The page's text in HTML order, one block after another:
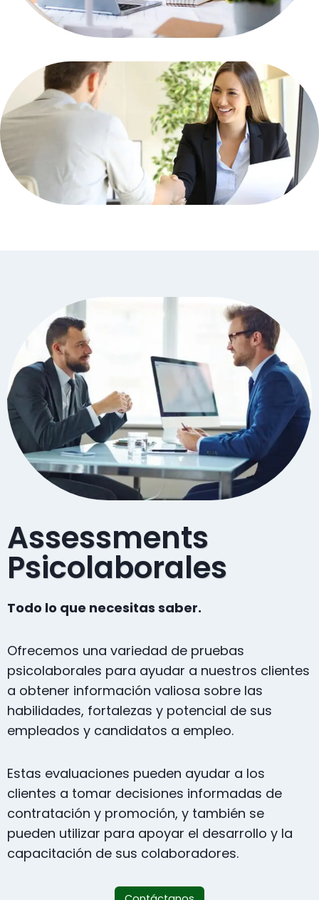
Assessments
Psicolaborales
Todo lo que necesitas saber.
Ofrecemos una variedad de pruebas
psicolaborales para ayudar a nuestros clientes
a obtener información valiosa sobre las
habilidades, fortalezas y potencial de sus
empleados y candidatos a empleo.
Estas evaluaciones pueden ayudar a los
clientes a tomar decisiones informadas de
contratación y promoción, y también se
pueden utilizar para apoyar el desarrollo y la
capacitación de sus colaboradores.